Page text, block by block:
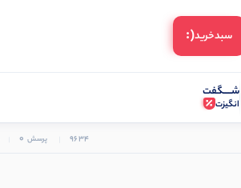
سبد‌خرید(:
شـــــگفت
انگیزت
9634 پرسش 0